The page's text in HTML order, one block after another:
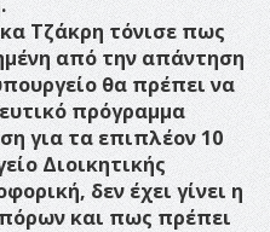
Τζάκρη τόνισε πως
από την απάντηση
θα πρέπει να
πρόγραμμα
για τα επιπλέον 10
Διοικητικής
δεν έχει γίνει η
και πως πρέπει